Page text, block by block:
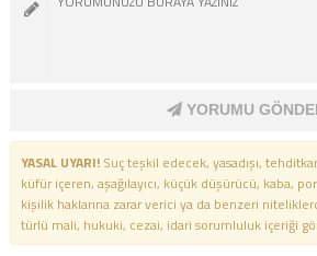
YORUMU
YASAL UYARI!Suç teşkil edecek, yasadışı,
küfür içeren, aşağılayıcı, küçük düşürücü, kaba,
kişilik haklarına zarar verici ya da benzeri
türlü mali, hukuki, cezai, idari sorumluluk içeriği